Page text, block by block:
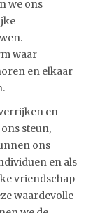
we ons
waar
en elkaar
en
steun,
ons
en als
vriendschap
waardevolle